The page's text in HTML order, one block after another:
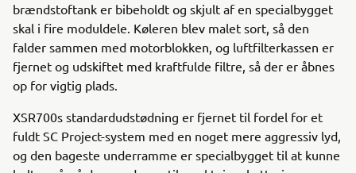
brændstoftank er bibeholdt og skjult af en specialbygget
skal i fire moduldele. Køleren blev malet sort, så den
falder sammen med motorblokken, og luftfilterkassen er
fjernet og udskiftet med kraftfulde filtre, så der er åbnes
op for vigtig plads.
XSR700s standardudstødning er fjernet til fordel for et
fuldt SC Project-system med en noget mere aggressiv lyd,
og den bageste underramme er specialbygget til at kunne